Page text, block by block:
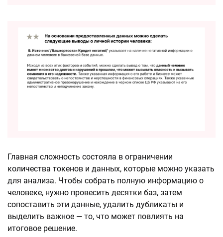
Главная сложность состояла в ограничении
количества токенов и данных, которые можно указать
для анализа. Чтобы собрать полную информацию о
человеке, нужно провесить десятки баз, затем
сопоставить эти данные, удалить дубликаты и
выделить важное — то, что может повлиять на
итоговое решение.